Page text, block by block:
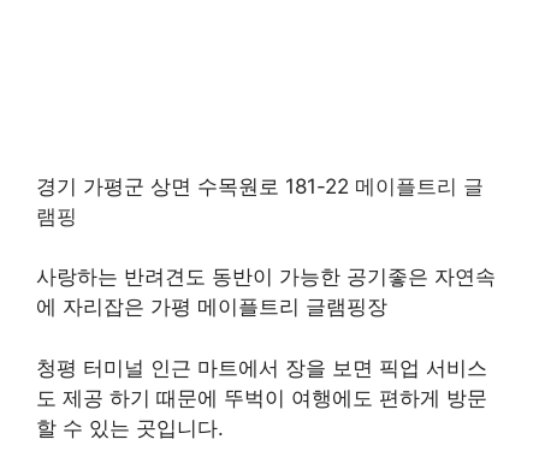
경기 가평군 상면 수목원로 181-22 메이플트리 글
램핑